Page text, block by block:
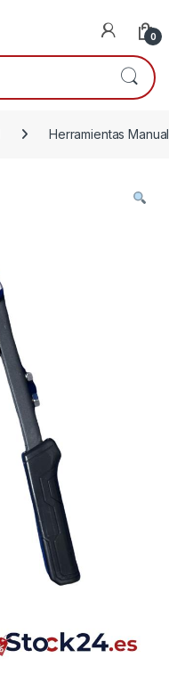
0
Herramientas